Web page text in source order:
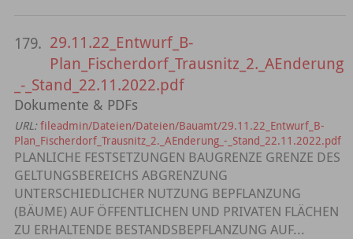
179. 29.11.22_Entwurf_B-
Plan_Fischerdorf_Trausnitz_2._AEnderung
_-_Stand_22.11.2022.pdf
Dokumente & PDFs
URL: fileadmin/Dateien/Dateien/Bauamt/29.11.22_Entwurf_B-
Plan_Fischerdorf_Trausnitz_2._AEnderung_-_Stand_22.11.2022.pdf
PLANLICHE FESTSETZUNGEN BAUGRENZE GRENZE DES
GELTUNGSBEREICHS ABGRENZUNG
UNTERSCHIEDLICHER NUTZUNG BEPFLANZUNG
(BÄUME) AUF ÖFFENTLICHEN UND PRIVATEN FLÄCHEN
ZU ERHALTENDE BESTANDSBEPFLANZUNG AUF...